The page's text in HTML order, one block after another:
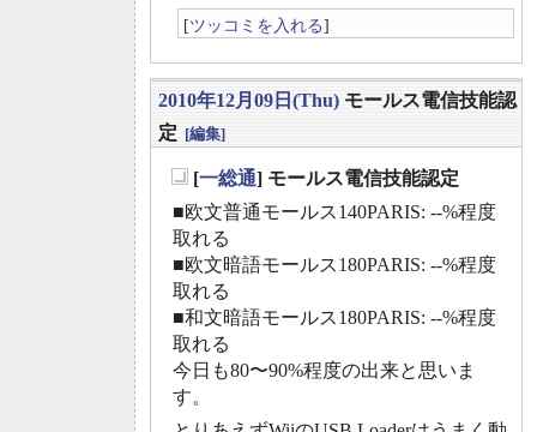
[ツッコミを入れる]
2010年12月09日(Thu) モールス電信技能認
定 [編集]
[一総通] モールス電信技能認定
■欧文普通モールス140PARIS: --%程度
取れる
■欧文暗語モールス180PARIS: --%程度
取れる
■和文暗語モールス180PARIS: --%程度
取れる
今日も80〜90%程度の出来と思いま
す。